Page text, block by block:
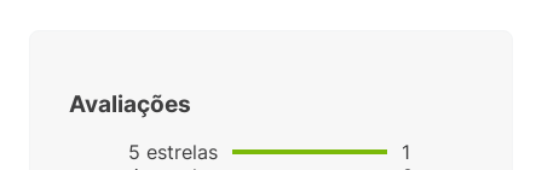
Avaliações
5 estrelas
1